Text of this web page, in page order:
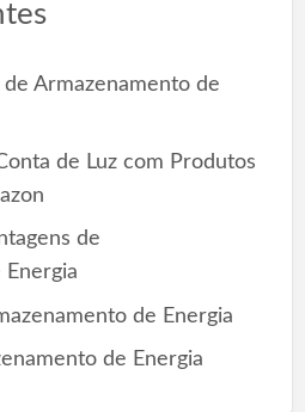
Armazenamento de
de Luz com Produtos
de
de Energia
de Energia